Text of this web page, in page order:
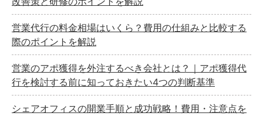
営業代行の料金相場はいくら？費用の仕組みと比較する
際のポイントを解説
営業のアポ獲得を外注するべき会社とは？｜アポ獲得代
行を検討する前に知っておきたい4つの判断基準
シェアオフィスの開業手順と成功戦略！費用・注意点を